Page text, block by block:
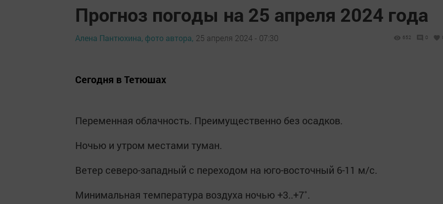
Прогноз погоды на 25 апреля 2024 года
Алена Пантюхина, фото автора, 25 апреля 2024 - 07:30 652 0
Сегодня в Тетюшах
Переменная облачность. Преимущественно без осадков.
Ночью и утром местами туман.
Ветер северо-западный с переходом на юго-восточный 6-11 м/с.
Минимальная температура воздуха ночью +3..+7˚.